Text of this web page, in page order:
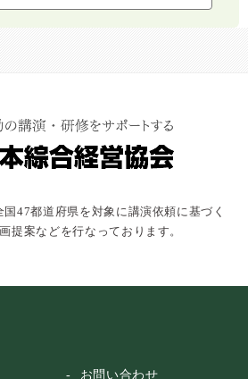
ョン・話し方
ナウンサー
・モデル
物47都道府県を対象に講演依頼に基づく
提案などを行なっております。
お問い合わせ